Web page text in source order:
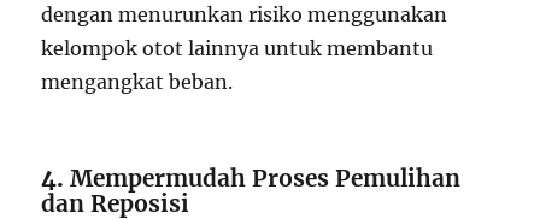
dengan menurunkan risiko menggunakan
kelompok otot lainnya untuk membantu
mengangkat beban.
4.Mempermudah Proses Pemulihan
dan Reposisi